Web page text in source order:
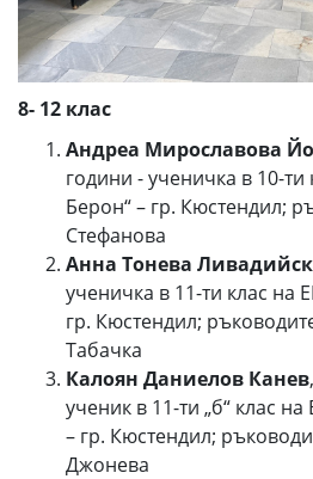
8- 12 клас
Андреа Мирославова
години - ученичка в 10-ти
Берон“ – гр. Кюстендил;
Стефанова
Анна Тонева
ученичка в 11-ти клас на
гр. Кюстендил;
Табачка
Калоян Даниелов Канев
ученик в 11-ти „б“ клас
– гр. Кюстендил;
Джонева